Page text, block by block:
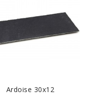
EN SAVOIR PLUS
Ardoise 30x12